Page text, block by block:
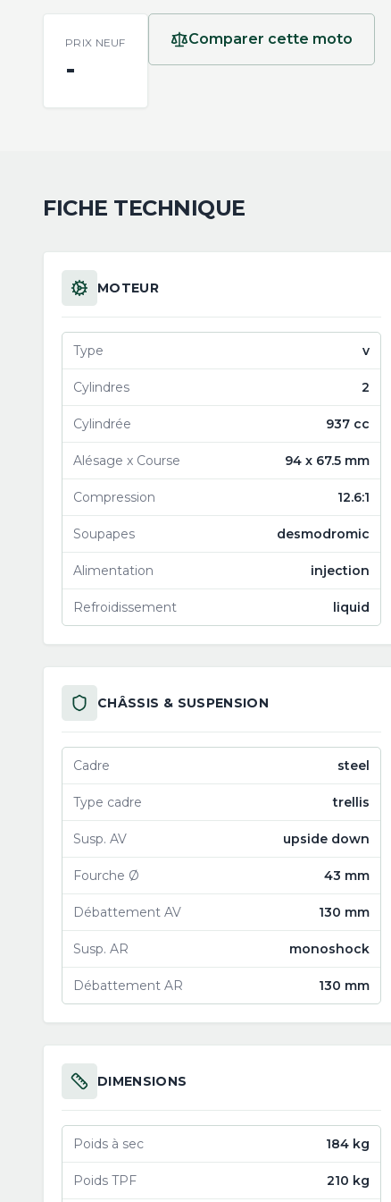
PRIX NEUF
-
Comparer cette moto
FICHE TECHNIQUE
MOTEUR
Type v
Cylindres 2
Cylindrée 937 cc
Alésage x Course 94 x 67.5 mm
Compression 12.6:1
Soupapes desmodromic
Alimentation injection
Refroidissement liquid
CHÂSSIS & SUSPENSION
Cadre steel
Type cadre trellis
Susp. AV upside down
Fourche Ø 43 mm
Débattement AV 130 mm
Susp. AR monoshock
Débattement AR 130 mm
DIMENSIONS
Poids à sec 184 kg
Poids TPF 210 kg